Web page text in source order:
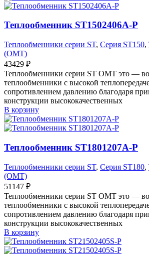
Теплообменник ST1502406A-P
Теплообменники серии ST, Серия ST150,
(OMT)
43429 ₽
Теплообменники серии ST OMT это —
теплообменники с высокой
сопротивлением давлению благодаря
конструкции высококачественных
В корзину
Теплообменник ST1801207A-P
Теплообменники серии ST, Серия ST180,
(OMT)
51147 ₽
Теплообменники серии ST OMT это —
теплообменники с высокой
сопротивлением давлению благодаря
конструкции высококачественных
В корзину